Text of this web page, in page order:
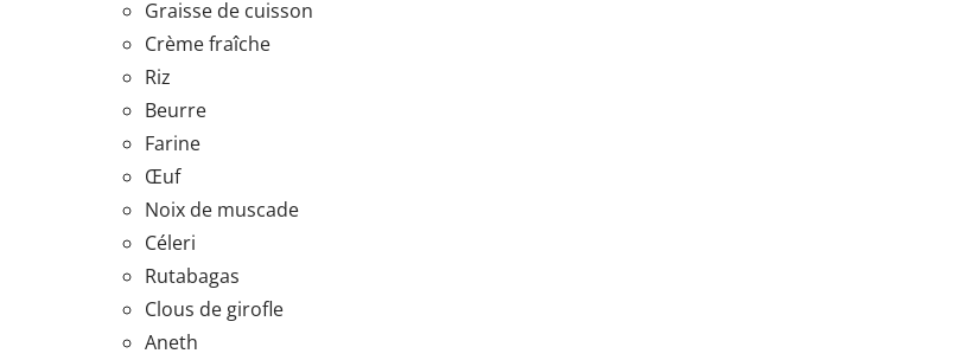
Graisse de cuisson
Crème fraîche
Riz
Beurre
Farine
Œuf
Noix de muscade
Céleri
Rutabagas
Clous de girofle
Aneth